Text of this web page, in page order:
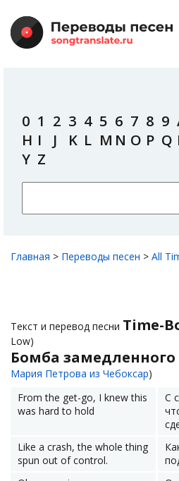
0 1 2 3 4 5 6 7 8 9
H I J K L M N O P Q
Y Z
Главная > Переводы песен > All
Текст и перевод песни Time-
Low)
Бомба замедленного
Мария Петрова из Чебоксар)
From the get-go, I knew this
was hard to hold
С
Like a crash, the whole thing
spun out of control.